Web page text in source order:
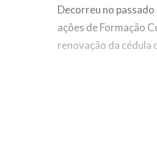
Decorreu no
ações de Formação
renovação da cédula
Francisco Santos.
multibolas – Serviço